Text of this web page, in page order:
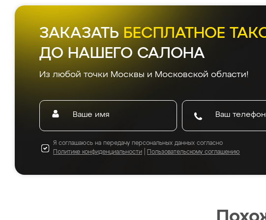
ЗАКАЗАТЬ БЕСПЛАТНОЕ
ДО НАШЕГО САЛОНА
Из любой точки Москвы и Московской области!
Я соглашаюсь на передачу персональных данных согласно
Политике конфиденциальности
Пользовательскому соглашению